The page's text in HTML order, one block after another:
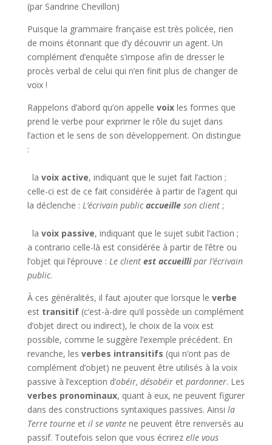
(par Sandrine Chevillon)
Puisque la grammaire française est très policée, rien
de moins étonnant que d’y découvrir un agent. Un
complément d’enquête s’impose afin de dresser le
procès verbal de celui qui n’en finit plus de changer de
voix !
Rappelons d’abord qu’on appelle voixles formes que
prend le verbe pour exprimer le rôle du sujet dans
l’action et le sens de son développement. On distingue
:
la voix active, indiquant que le sujet fait l’action ;
celle-ci est de ce fait considérée à partir de l’agent qui
la déclenche : L’écrivain publicaccueilleson client;
la voix passive, indiquant que le sujet subit l’action ;
a contrario celle-là est considérée à partir de l’être ou
l’objet qui l’éprouve : Le client est accueillipar l’écrivain
public.
À ces généralités, il faut ajouter que lorsque le verbe
est transitif(c’est-à-dire qu’il possède un complément
d’objet direct ou indirect), le choix de la voix est
possible, comme le suggère l’exemple précédent. En
revanche, les verbes intransitifs (qui n’ont pas de
complément d’objet) ne peuvent être utilisés à la voix
passive à l’exception d’obéir, désobéiret pardonner. Les
verbes pronominaux, quant à eux, ne peuvent figurer
dans des constructions syntaxiques passives. Ainsi la
Terre tourneet il se vantene peuvent être renversés au
passif. Toutefois selon que vous écrirez elle vous